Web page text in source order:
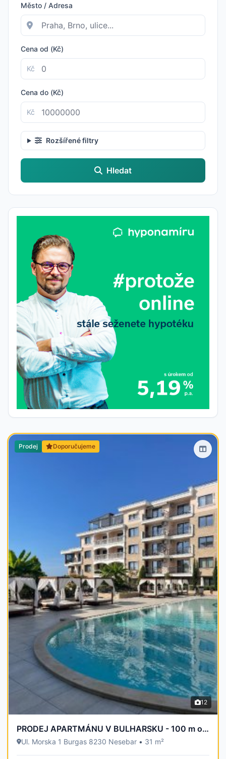
Město / Adresa
Cena od (Kč)
Kč
Cena do (Kč)
Kč
Rozšířené filtry
Hledat
Prodej Doporučujeme
12
PRODEJ APARTMÁNU V BULHARSKU - 100 m od moře
Ul. Morska 1 Burgas 8230 Nesebar • 31 m²